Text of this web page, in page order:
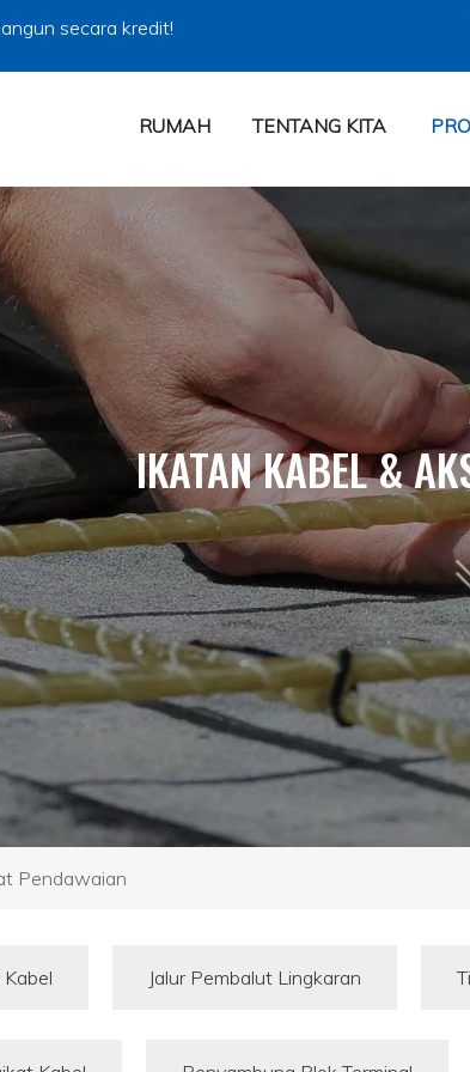
secara kredit!
RUMAH TENTANG KITA
IKATAN KABEL &
Pendawaian
Jalur Pembalut Lingkaran